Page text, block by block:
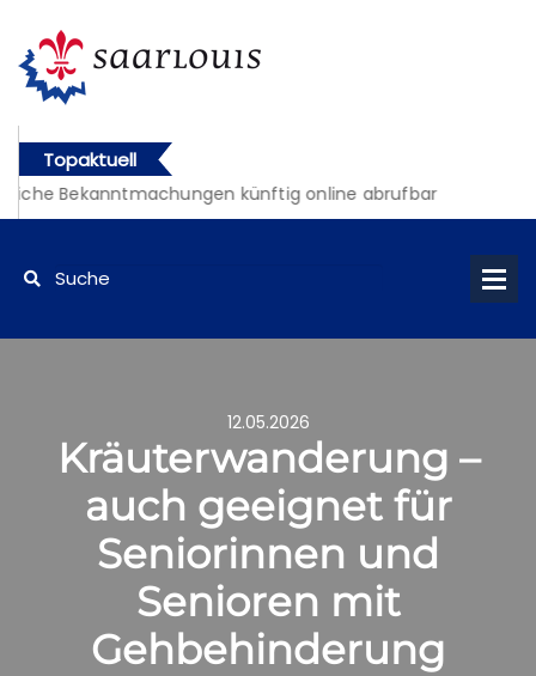
Topaktuell
Bekanntmachungen künftig online abrufbar
12.05.2026
Kräuterwanderung –
auch geeignet für
Seniorinnen und
Senioren mit
Gehbehinderung